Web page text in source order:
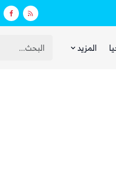
فارهة بأموال الفقراء
المزيد